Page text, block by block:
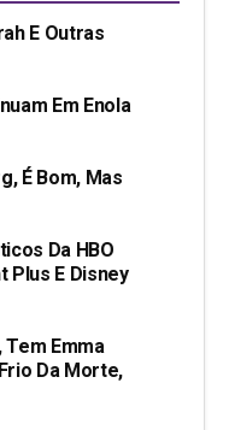
E Outras
Em Enola
É Bom, Mas
Da HBO
Plus E Disney
Tem Emma
Da Morte,